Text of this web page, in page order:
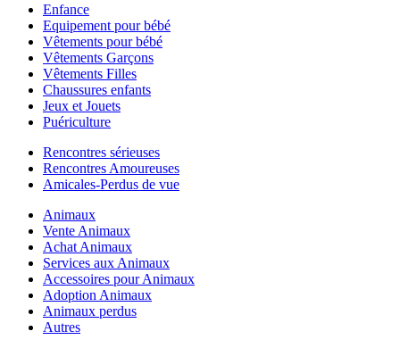
Enfance
Equipement pour bébé
Vêtements pour bébé
Vêtements Garçons
Vêtements Filles
Chaussures enfants
Jeux et Jouets
Puériculture
Rencontres sérieuses
Rencontres Amoureuses
Amicales-Perdus de vue
Animaux
Vente Animaux
Achat Animaux
Services aux Animaux
Accessoires pour Animaux
Adoption Animaux
Animaux perdus
Autres